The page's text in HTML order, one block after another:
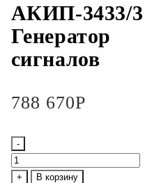
АКИП-3433/3
Генератор
сигналов
788 670Р
-
Количество
товара
+ В корзину